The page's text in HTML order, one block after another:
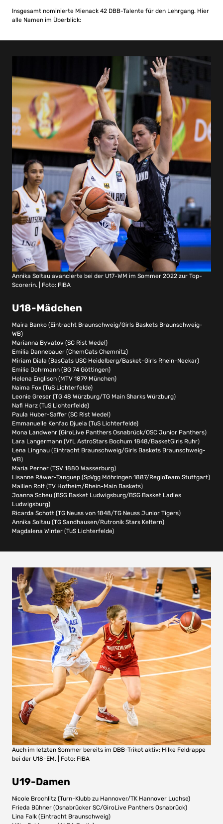
Insgesamt nominierte Mienack 42 DBB-Talente für den Lehrgang. Hier
alle Namen im Überblick:
Annika Soltau avancierte bei der U17-WM im Sommer 2022 zur Top-
Scorerin. | Foto: FIBA
U18-Mädchen
Maira Banko (Eintracht Braunschweig/Girls Baskets Braunschweig-
WB)
Marianna Byvatov (SC Rist Wedel)
Emilia Dannebauer (ChemCats Chemnitz)
Miriam Diala (BasCats USC Heidelberg/Basket-Girls Rhein-Neckar)
Emilie Dohrmann (BG 74 Göttingen)
Helena Englisch (MTV 1879 München)
Naima Fox (TuS Lichterfelde)
Leonie Greser (TG 48 Würzburg/TG Main Sharks Würzburg)
Nafi Harz (TuS Lichterfelde)
Paula Huber-Saffer (SC Rist Wedel)
Emmanuelle Kenfac Djuela (TuS Lichterfelde)
Mona Landwehr (GiroLive Panthers Osnabrück/OSC Junior Panthers)
Lara Langermann (VfL AstroStars Bochum 1848/BasketGirls Ruhr)
Lena Lingnau (Eintracht Braunschweig/Girls Baskets Braunschweig-
WB)
Maria Perner (TSV 1880 Wasserburg)
Lisanne Räwer-Tanguep (SpVgg Möhringen 1887/RegioTeam Stuttgart)
Mailien Rolf (TV Hofheim/Rhein-Main Baskets)
Joanna Scheu (BSG Basket Ludwigsburg/BSG Basket Ladies
Ludwigsburg)
Ricarda Schott (TG Neuss von 1848/TG Neuss Junior Tigers)
Annika Soltau (TG Sandhausen/Rutronik Stars Keltern)
Magdalena Winter (TuS Lichterfelde)
Auch im letzten Sommer bereits im DBB-Trikot aktiv: Hilke Feldrappe
bei der U18-EM. | Foto: FIBA
U19-Damen
Nicole Brochlitz (Turn-Klubb zu Hannover/TK Hannover Luchse)
Frieda Bühner (Osnabrücker SC/GiroLive Panthers Osnabrück)
Lina Falk (Eintracht Braunschweig)